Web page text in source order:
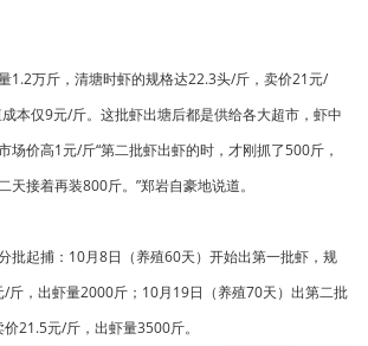
1.2万斤，清塘时虾的规格达22.3头/斤，卖价21元/
本仅9元/斤。这批虾出塘后都是供给各大超市，虾中
场价高1元/斤“第二批虾出虾的时，才刚抓了500斤，
天接着再装800斤。”郑岩自豪地说道。
批起捕：10月8日（养殖60天）开始出第一批虾，规
斤，出虾量2000斤；10月19日（养殖70天）出第二批
21.5元/斤，出虾量3500斤。